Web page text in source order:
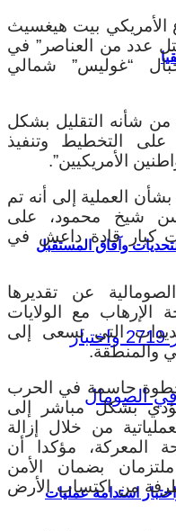
وآفاق المستقبل
مقديشو: القرار 2719 واختبار استدامة عمليات
الأمريكي بيت هيغسيث
عدد من العناصر” في
“غوليس” شمالي
من شأنه التقليل بشكل
على التخطيط وتنفيذ
الأمريكيين”.
العملية إلى أنه تم
شيخ محمود، على
كبار قادة داعش في
عن تقديرها
الإرهاب مع الولايات
التي تسعى إلى
والمنطقة.
خطوة حاسمة في الحرب
بشكل مباشر إلى
من خلال إزالة
المعركة، مؤكدا أن
بضمان الأمن
من اكتساب الأرض